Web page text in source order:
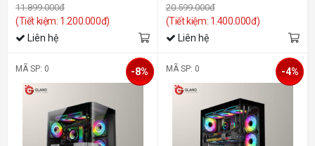
11.899.000đ
(Tiết kiệm: 1.200.000đ)
Liên hệ
20.599.000đ
(Tiết kiệm: 1.400.000đ)
Liên hệ
MÃ SP: 0 -8% MÃ SP: 0 -4%